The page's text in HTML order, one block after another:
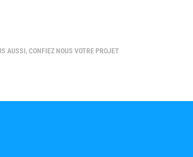
VOUS AUSSI, CONFIEZ NOUS VOTRE PROJET